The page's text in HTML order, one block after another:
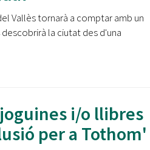
d'euros del Pla de
per veure
Vallès tornarà a comptar amb un
la ciutat des d'una
i/o llibres
per a Tothom'